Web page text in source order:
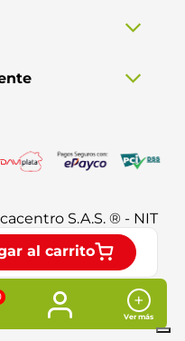
al carrito
S.A.S. ® - NIT
reservados.